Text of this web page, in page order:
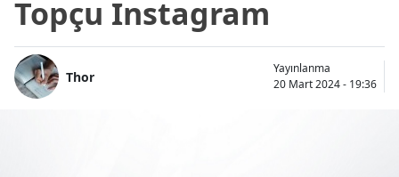
Topçu Instagram
Thor
Yayınlanma
20 Mart 2024 - 19:36